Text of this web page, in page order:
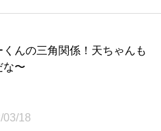
んの三角関係！天ちゃんも
な〜
03/18